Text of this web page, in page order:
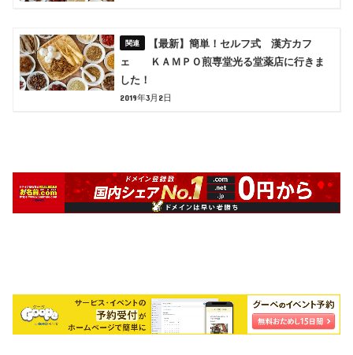
【最新】簡単！セルフ式 漢方カフ
ェ ＫＡＭＰＯ煎専堂光る堂薬店に行きま
した！
2019年3月2日